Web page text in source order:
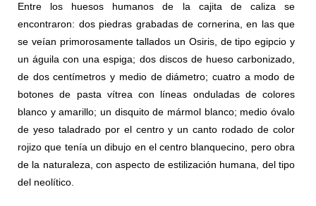
Entre los huesos humanos de la cajita de caliza se
encontraron: dos piedras grabadas de cornerina, en las que
se veían primorosamente tallados un Osiris, de tipo egipcio y
un águila con una espiga; dos discos de hueso carbonizado,
de dos centímetros y medio de diámetro; cuatro a modo de
botones de pasta vítrea con líneas onduladas de colores
blanco y amarillo; un disquito de mármol blanco; medio óvalo
de yeso taladrado por el centro y un canto rodado de color
rojizo que tenía un dibujo en el centro blanquecino, pero obra
de la naturaleza, con aspecto de estilización humana, del tipo
del neolítico.